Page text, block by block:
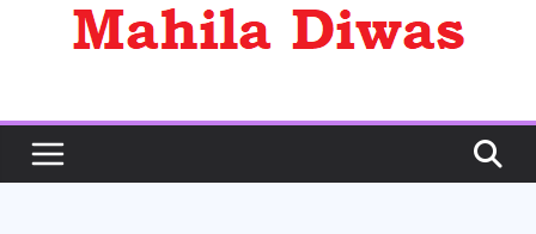
पीरियड आने के बाद भी क्या कोई प्रेग्नेंट हो सकते है?
पीरियड्स नहीं आने पर क्या करना चाहिए ?